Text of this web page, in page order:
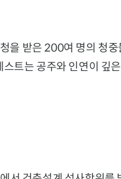
을 받은 200여 명의 청중
트는 공주와 인연이 깊